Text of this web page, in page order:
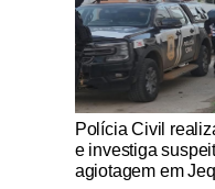
Notícias Católicas
Polícia Civil
e investiga
agiotagem em